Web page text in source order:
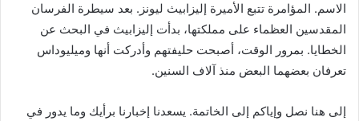
الاسم. المؤامرة تتبع الأميرة إليزابيث ليونز. بعد سيطرة الفرسان
المقدسين العظماء على مملكتها، بدأت إليزابيث في البحث عن
الخطايا. بمرور الوقت، أصبحت حليفتهم وأدركت أنها وميليوداس
تعرفان بعضهما البعض منذ آلاف السنين.
إلى هنا نصل وإياكم إلى الخاتمة. يسعدنا إخبارنا برأيك وما يدور في